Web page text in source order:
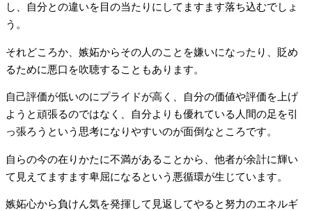
し、自分との違いを目の当たりにしてますます落ち込むでしょ
う。
それどころか、嫉妬からその人のことを嫌いになったり、貶め
るために悪口を吹聴することもあります。
自己評価が低いのにプライドが高く、自分の価値や評価を上げ
ようと頑張るのではなく、自分よりも優れている人間の足を引
っ張ろうという思考になりやすいのが面倒なところです。
自らの今の在りかたに不満があることから、他者が余計に輝い
て見えてますます卑屈になるという悪循環が生じています。
嫉妬心から負けん気を発揮して見返してやると努力のエネルギ